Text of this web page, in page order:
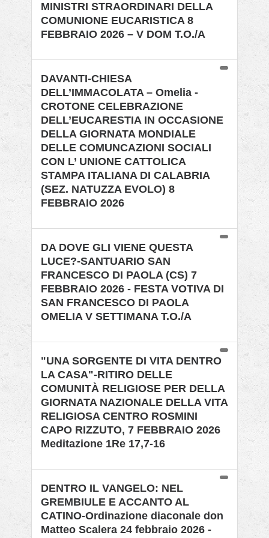
MINISTRI STRAORDINARI DELLA
COMUNIONE EUCARISTICA 8
FEBBRAIO 2026 – V DOM T.O./A
DAVANTI-CHIESA
DELL’IMMACOLATA – Omelia -
CROTONE CELEBRAZIONE
DELL’EUCARESTIA IN OCCASIONE
DELLA GIORNATA MONDIALE
DELLE COMUNCAZIONI SOCIALI
CON L’ UNIONE CATTOLICA
STAMPA ITALIANA DI CALABRIA
(SEZ. NATUZZA EVOLO) 8
FEBBRAIO 2026
DA DOVE GLI VIENE QUESTA
LUCE?-SANTUARIO SAN
FRANCESCO DI PAOLA (CS) 7
FEBBRAIO 2026 - FESTA VOTIVA DI
SAN FRANCESCO DI PAOLA
OMELIA V SETTIMANA T.O./A
"UNA SORGENTE DI VITA DENTRO
LA CASA"-RITIRO DELLE
COMUNITÀ RELIGIOSE PER DELLA
GIORNATA NAZIONALE DELLA VITA
RELIGIOSA CENTRO ROSMINI
CAPO RIZZUTO, 7 FEBBRAIO 2026
Meditazione 1Re 17,7-16
DENTRO IL VANGELO: NEL
GREMBIULE E ACCANTO AL
CATINO-Ordinazione diaconale don
Matteo Scalera 24 febbraio 2026 -